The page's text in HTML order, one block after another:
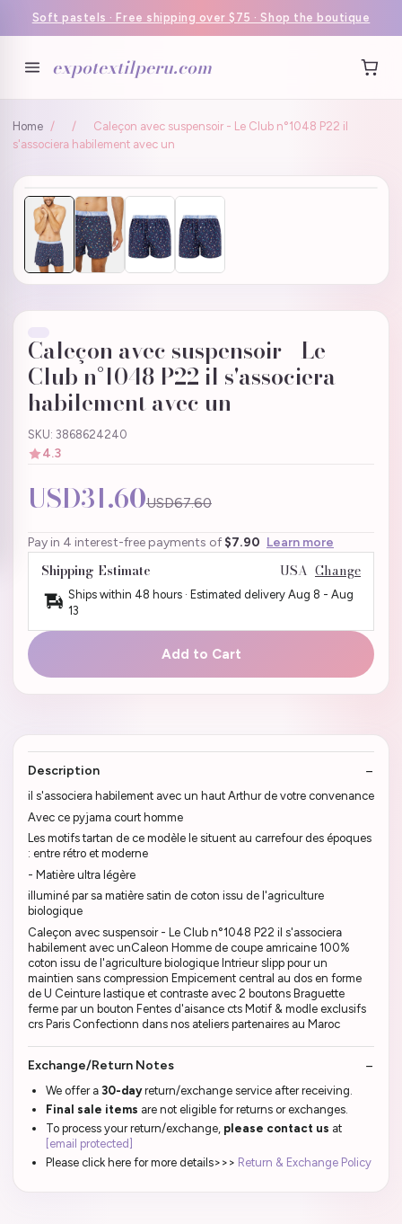
Soft pastels · Free shipping over $75 · Shop the boutique
expotextilperu.com
Home / /
Caleçon avec suspensoir - Le Club n°1048 P22 il
s'associera habilement avec un
Caleçon avec suspensoir - Le
Club n°1048 P22 il s'associera
habilement avec un
SKU: 3868624240
4.3
USD31.60USD67.60
Pay in 4 interest-free payments of $7.90 Learn more
Shipping Estimate USA Change
Ships within 48 hours · Estimated delivery Aug 8 - Aug
13
Add to Cart
Description
il s'associera habilement avec un haut Arthur de votre convenance
Avec ce pyjama court homme
Les motifs tartan de ce modèle le situent au carrefour des époques
: entre rétro et moderne
- Matière ultra légère
illuminé par sa matière satin de coton issu de l'agriculture
biologique
Caleçon avec suspensoir - Le Club n°1048 P22 il s'associera
habilement avec unCaleon Homme de coupe amricaine 100%
coton issu de l'agriculture biologique Intrieur slipp pour un
maintien sans compression Empicement central au dos en forme
de U Ceinture lastique et contraste avec 2 boutons Braguette
ferme par un bouton Fentes d'aisance cts Motif & modle exclusifs
crs Paris Confectionn dans nos ateliers partenaires au Maroc
Exchange/Return Notes
We offer a 30-dayreturn/exchange service after receiving.
Final sale items are not eligible for returns or exchanges.
To process your return/exchange, please contact us at
[email protected]
Please click here for more details>>> Return & Exchange Policy